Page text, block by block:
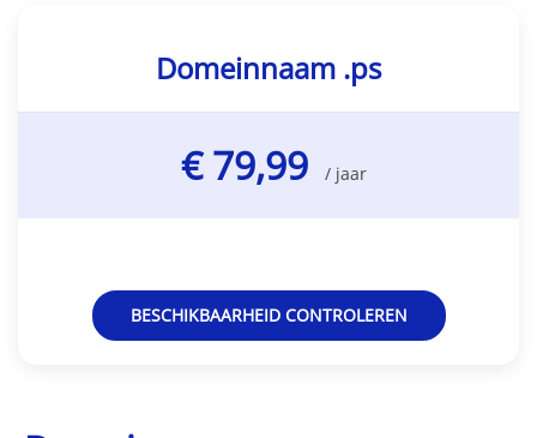
Domeinnaam .ps
€ 79,99 / jaar
BESCHIKBAARHEID CONTROLEREN